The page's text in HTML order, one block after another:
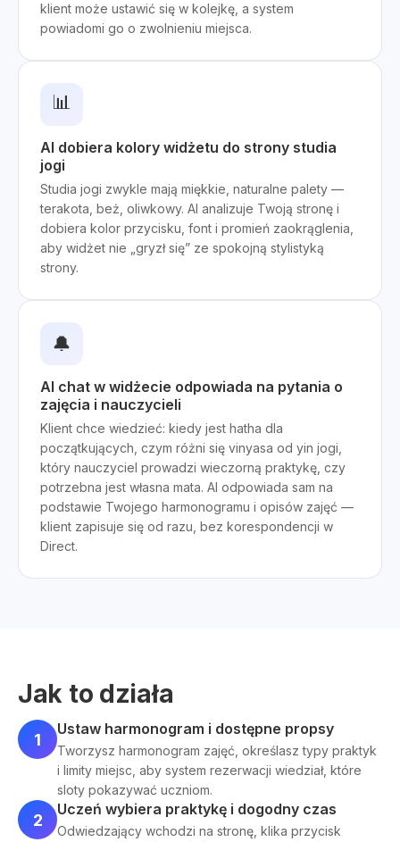
klient może ustawić się w kolejkę, a system
powiadomi go o zwolnieniu miejsca.
📊
AI dobiera kolory widżetu do strony studia
jogi
Studia jogi zwykle mają miękkie, naturalne palety —
terakota, beż, oliwkowy. AI analizuje Twoją stronę i
dobiera kolor przycisku, font i promień zaokrąglenia,
aby widżet nie „gryzł się” ze spokojną stylistyką
strony.
🔔
AI chat w widżecie odpowiada na pytania o
zajęcia i nauczycieli
Klient chce wiedzieć: kiedy jest hatha dla
początkujących, czym różni się vinyasa od yin jogi,
który nauczyciel prowadzi wieczorną praktykę, czy
potrzebna jest własna mata. AI odpowiada sam na
podstawie Twojego harmonogramu i opisów zajęć —
klient zapisuje się od razu, bez korespondencji w
Direct.
Jak to działa
1
Ustaw harmonogram i dostępne propsy
Tworzysz harmonogram zajęć, określasz typy praktyk
i limity miejsc, aby system rezerwacji wiedział, które
sloty pokazywać uczniom.
2
Uczeń wybiera praktykę i dogodny czas
Odwiedzający wchodzi na stronę, klika przycisk